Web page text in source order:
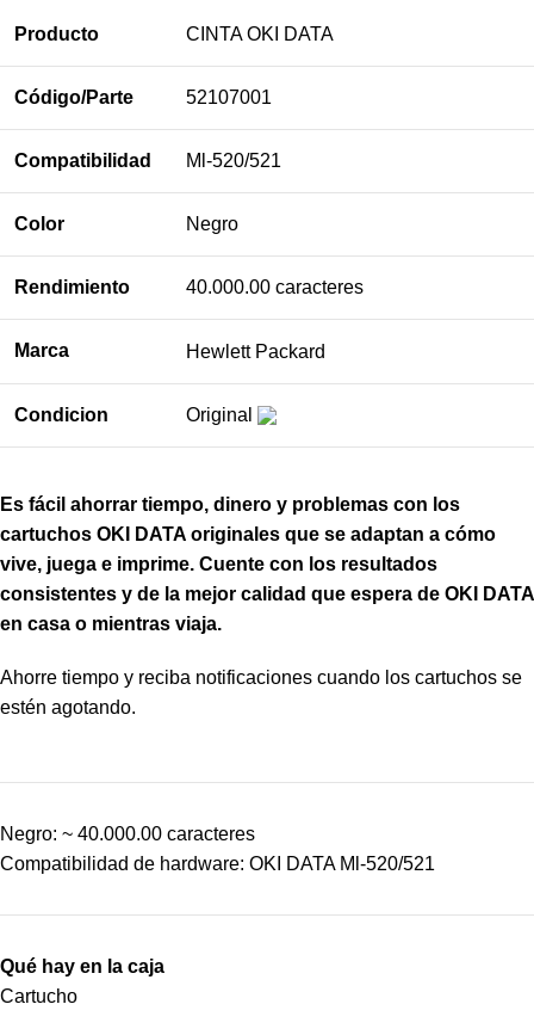
Producto CINTA OKI DATA
Código/Parte 52107001
Compatibilidad Ml-520/521
Color Negro
Rendimiento 40.000.00 caracteres
Marca Hewlett Packard
Condicion Original
Es fácil ahorrar tiempo, dinero y problemas con los
cartuchos OKI DATA originales que se adaptan a cómo
vive, juega e imprime. Cuente con los resultados
consistentes y de la mejor calidad que espera de OKI DATA
en casa o mientras viaja.
Ahorre tiempo y reciba notificaciones cuando los cartuchos se
estén agotando.
Negro: ~ 40.000.00 caracteres
Compatibilidad de hardware: OKI DATA Ml-520/521
Qué hay en la caja
Cartucho